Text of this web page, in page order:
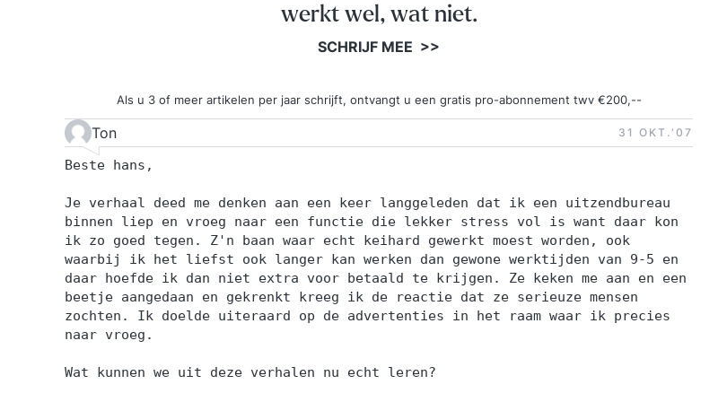
werkt wel, wat niet.
SCHRIJF MEE >>
Als u 3 of meer artikelen per jaar schrijft, ontvangt u een gratis pro-abonnement twv €200,--
Ton 31 OKT.‘07
Beste hans,
Je verhaal deed me denken aan een keer langgeleden dat ik een uitzendbureau
binnen liep en vroeg naar een functie die lekker stress vol is want daar kon
ik zo goed tegen. Z'n baan waar echt keihard gewerkt moest worden, ook
waarbij ik het liefst ook langer kan werken dan gewone werktijden van 9-5 en
daar hoefde ik dan niet extra voor betaald te krijgen. Ze keken me aan en een
beetje aangedaan en gekrenkt kreeg ik de reactie dat ze serieuze mensen
zochten. Ik doelde uiteraard op de advertenties in het raam waar ik precies
naar vroeg.
Wat kunnen we uit deze verhalen nu echt leren?